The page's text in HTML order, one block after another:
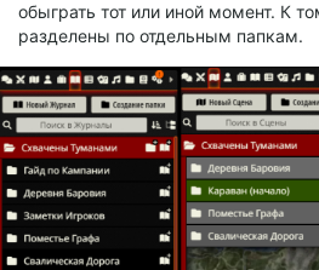
обыграть тот или иной момент. К
разделены по отдельным папкам.